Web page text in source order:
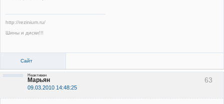
http://rezinium.ru/
Шины и диски!!!
Сайт
63
Марьян
09.03.2010 14:48:25
Неактивен